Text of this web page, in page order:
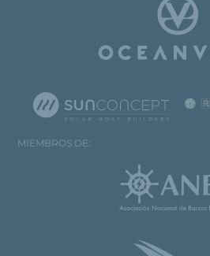
MIEMBROS DE: